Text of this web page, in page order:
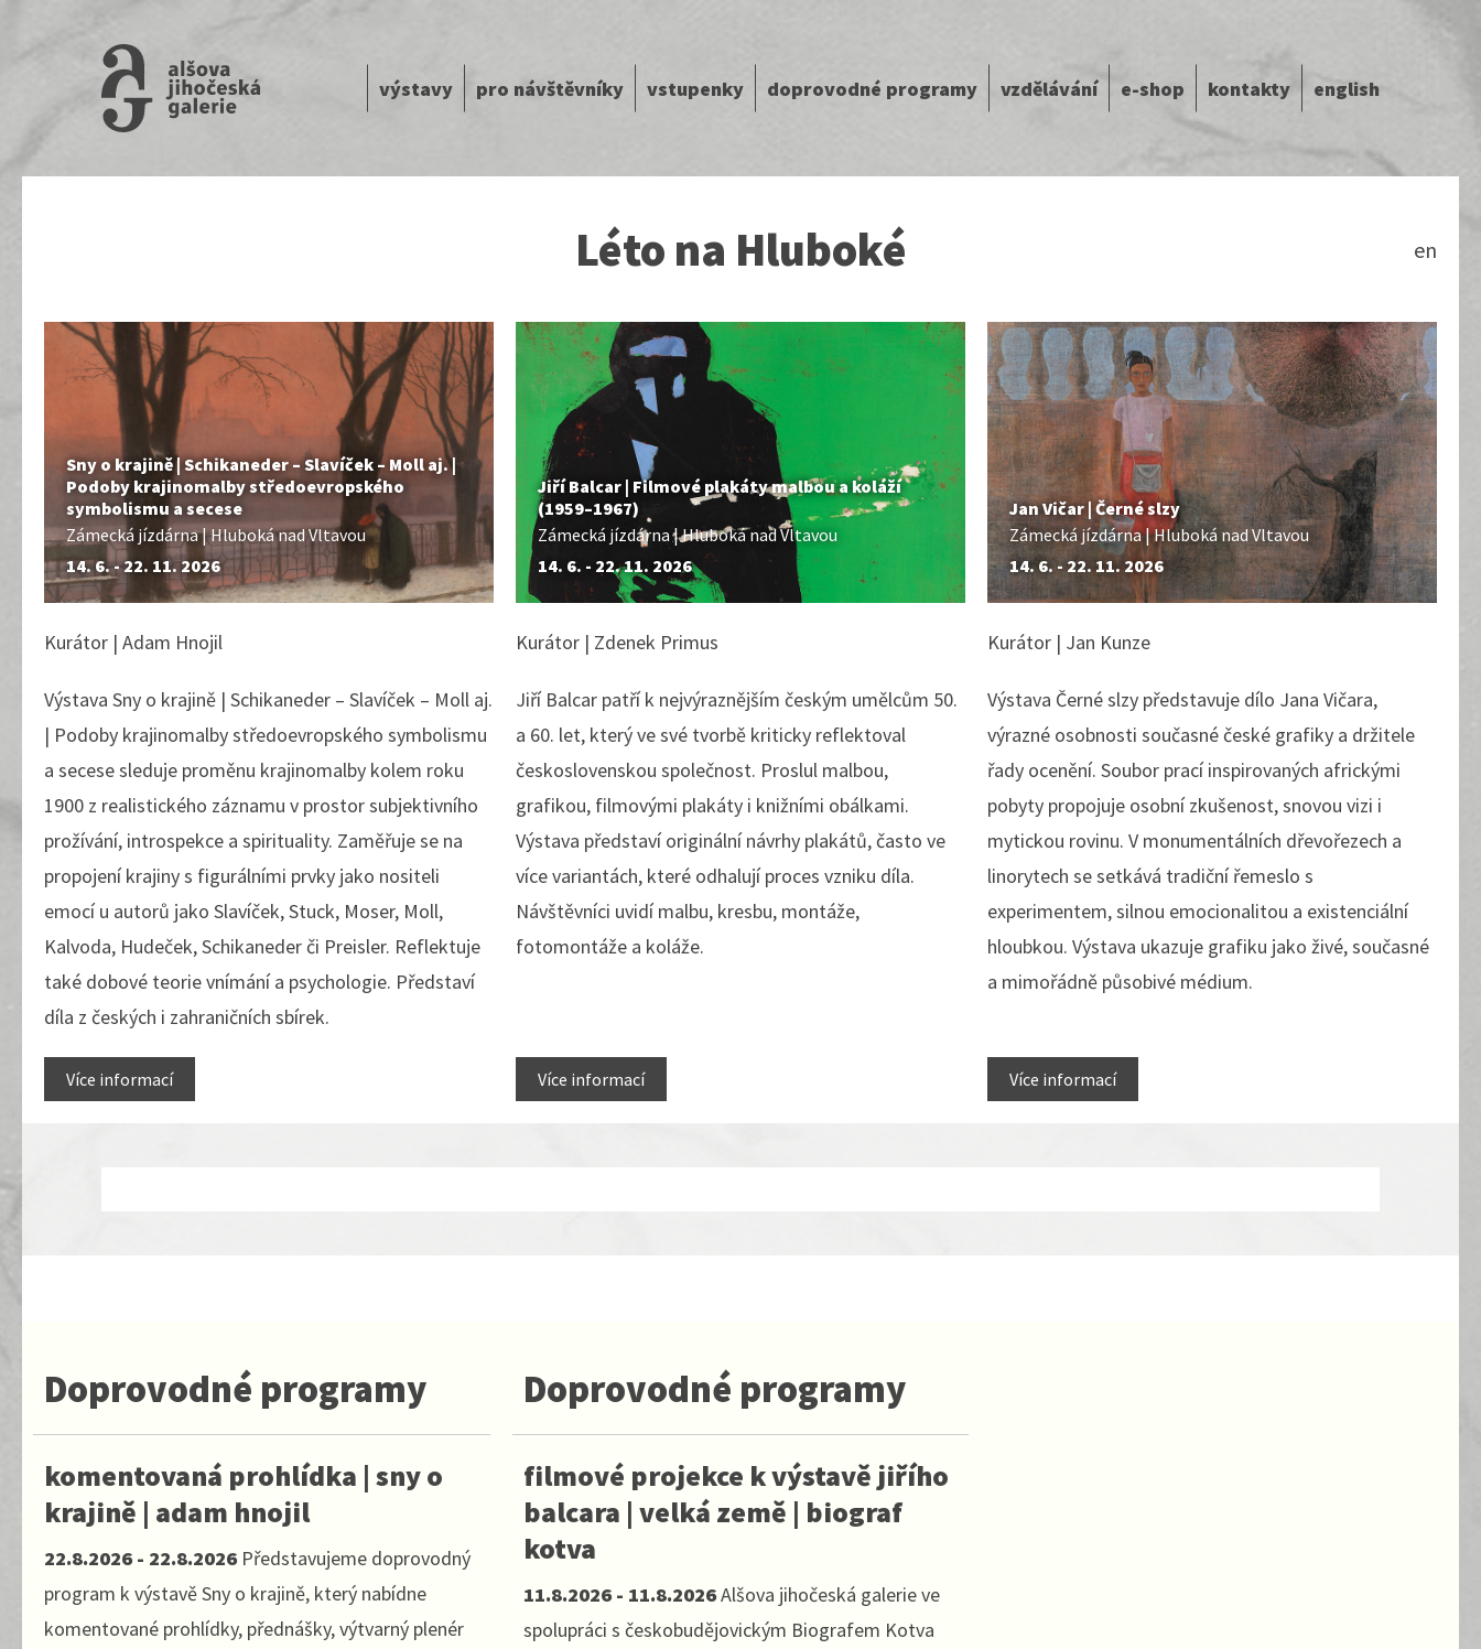
výstavy pro návštěvníky vstupenky doprovodné programy vzdělávání e-shop kontakty english
Léto na Hluboké en
Sny o krajině | Schikaneder – Slavíček – Moll aj. |
Podoby krajinomalby středoevropského
symbolismu a secese
Zámecká jízdárna | Hluboká nad Vltavou
14. 6. - 22. 11. 2026
Kurátor | Adam Hnojil
Výstava Sny o krajině | Schikaneder – Slavíček – Moll aj.
| Podoby krajinomalby středoevropského symbolismu
a secese sleduje proměnu krajinomalby kolem roku
1900 z realistického záznamu v prostor subjektivního
prožívání, introspekce a spirituality. Zaměřuje se na
propojení krajiny s figurálními prvky jako nositeli
emocí u autorů jako Slavíček, Stuck, Moser, Moll,
Kalvoda, Hudeček, Schikaneder či Preisler. Reflektuje
také dobové teorie vnímání a psychologie. Představí
díla z českých i zahraničních sbírek.
Jiří Balcar | Filmové plakáty malbou a koláží
(1959–1967)
Zámecká jízdárna | Hluboká nad Vltavou
14. 6. - 22. 11. 2026
Kurátor | Zdenek Primus
Jiří Balcar patří k nejvýraznějším českým umělcům 50.
a 60. let, který ve své tvorbě kriticky reflektoval
československou společnost. Proslul malbou,
grafikou, filmovými plakáty i knižními obálkami.
Výstava představí originální návrhy plakátů, často ve
více variantách, které odhalují proces vzniku díla.
Návštěvníci uvidí malbu, kresbu, montáže,
fotomontáže a koláže.
Jan Vičar | Černé slzy
Zámecká jízdárna | Hluboká nad Vltavou
14. 6. - 22. 11. 2026
Kurátor | Jan Kunze
Výstava Černé slzy představuje dílo Jana Vičara,
výrazné osobnosti současné české grafiky a držitele
řady ocenění. Soubor prací inspirovaných africkými
pobyty propojuje osobní zkušenost, snovou vizi i
mytickou rovinu. V monumentálních dřevořezech a
linorytech se setkává tradiční řemeslo s
experimentem, silnou emocionalitou a existenciální
hloubkou. Výstava ukazuje grafiku jako živé, současné
a mimořádně působivé médium.
Více informací Více informací Více informací
Doprovodné programy
komentovaná prohlídka | sny o
krajině | adam hnojil
22.8.2026 - 22.8.2026 Představujeme doprovodný
program k výstavě Sny o krajině, který nabídne
komentované prohlídky, přednášky, výtvarný plenér
Doprovodné programy
filmové projekce k výstavě jiřího
balcara | velká země | biograf
kotva
11.8.2026 - 11.8.2026Alšova jihočeská galerie ve
spolupráci s českobudějovickým Biografem Kotva